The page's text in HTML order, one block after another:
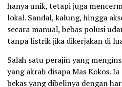
hanya unik, tetapi juga
lokal. Sandal, kalung, hingga
secara manual, bebas polusi
tanpa listrik jika dikerjakan di
Salah satu perajin yang
yang akrab disapa Mas Kokos.
bekas yang dibelinya dengan